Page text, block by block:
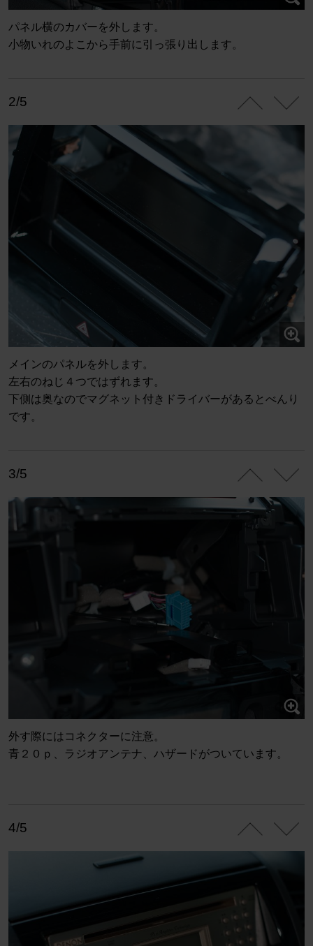
パネル横のカバーを外します。
小物いれのよこから手前に引っ張り出します。
2/5
メインのパネルを外します。
左右のねじ４つではずれます。
下側は奥なのでマグネット付きドライバーがあるとべんり
です。
3/5
外す際にはコネクターに注意。
青２０ｐ、ラジオアンテナ、ハザードがついています。
4/5